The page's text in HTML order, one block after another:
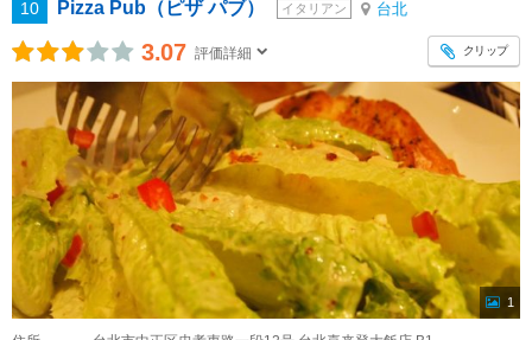
10 Pizza Pub（ピザ パブ） イタリアン 台北
3.07 評価詳細 クリップ
1